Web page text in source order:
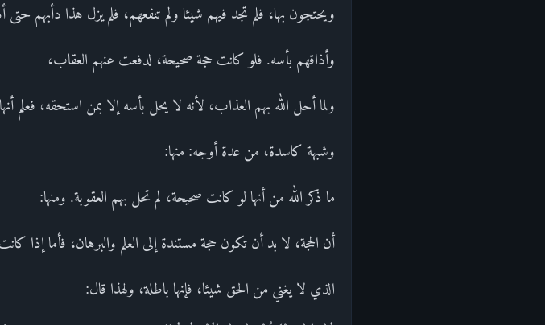
ويحتجون بها، فلم تجد فيهم شيئا ولم تنفعهم، فلم يزل هذا دأبهم حتى
وأذاقهم بأسه. فلو كانت حجة صحيحة، لدفعت عنهم العقاب،
ولما أحل الله بهم العذاب، لأنه لا يحل بأسه إلا بمن استحقه، فعلم
وشبهة كاسدة، من عدة أوجه: منها:
ما ذكر الله من أنها لو كانت صحيحة، لم تحل بهم العقوبة. ومنها:
أن الحجة، لا بد أن تكون حجة مستندة إلى العلم والبرهان، فأما إذا
الذي لا يغني من الحق شيئا، فإنها باطلة، ولهذا قال: